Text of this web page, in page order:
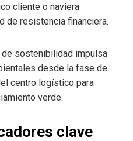
cliente o naviera
de resistencia financiera.
de sostenibilidad impulsa
desde la fase de
centro logístico para
verde.
clave